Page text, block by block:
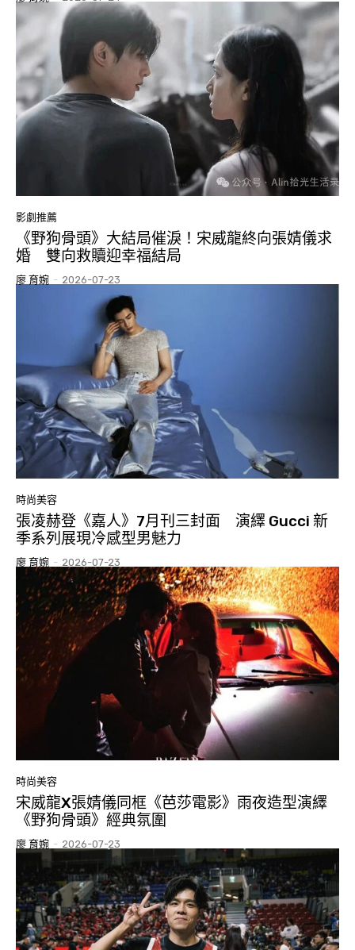
影劇推薦
《野狗骨頭》大結局催淚！宋威龍終向張婧儀求
婚 雙向救贖迎幸福結局
廖 育婉 - 2026-07-23
時尚美容
張凌赫登《嘉人》7月刊三封面 演繹 Gucci 新
季系列展現冷感型男魅力
廖 育婉 - 2026-07-23
時尚美容
宋威龍X張婧儀同框《芭莎電影》雨夜造型演繹
《野狗骨頭》經典氛圍
廖 育婉 - 2026-07-23